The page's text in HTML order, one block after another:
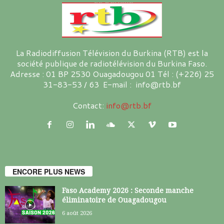
La Radiodiffusion Télévision du Burkina (RTB) est la
société publique de radiotélévision du Burkina Faso.
Adresse : 01 BP 2530 Ouagadougou 01 Tél : (+226) 25
31-83-53 / 63 E-mail : info@rtb.bf
Contact: info@rtb.bf
ENCORE PLUS NEWS
Faso Academy 2026 : Seconde manche
éliminatoire de Ouagadougou
6 août 2026